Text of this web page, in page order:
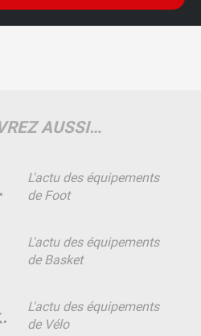
AUSSI…
L'actu des équipements
de Foot
L'actu des équipements
de Basket
L'actu des équipements
de Vélo